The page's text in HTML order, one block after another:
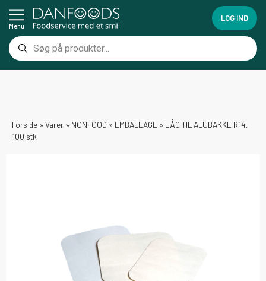
Menu
LOG IND
Forside » Varer » NONFOOD » EMBALLAGE » LÅG TIL ALUBAKKE R14,
100 stk